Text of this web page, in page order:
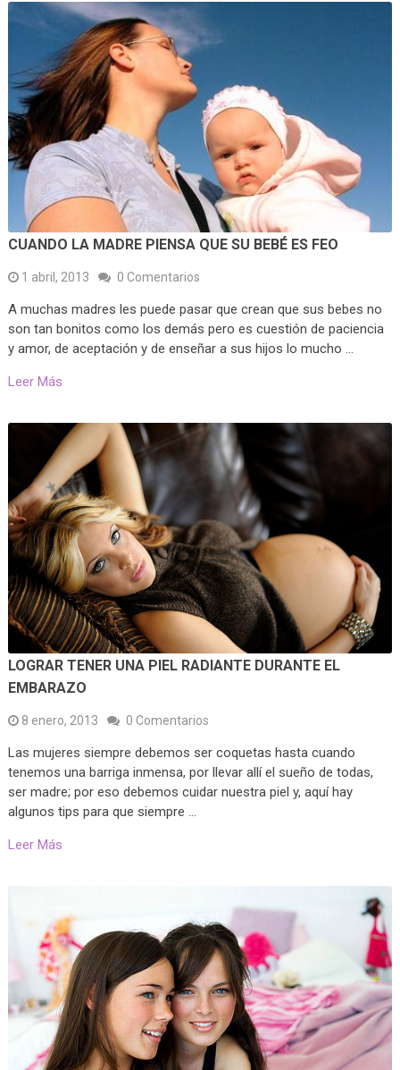
CUANDO LA MADRE PIENSA QUE SU BEBÉ ES FEO
1 abril, 2013 0 Comentarios
A muchas madres les puede pasar que crean que sus bebes no
son tan bonitos como los demás pero es cuestión de paciencia
y amor, de aceptación y de enseñar a sus hijos lo mucho …
Leer Más
LOGRAR TENER UNA PIEL RADIANTE DURANTE EL
EMBARAZO
8 enero, 2013 0 Comentarios
Las mujeres siempre debemos ser coquetas hasta cuando
tenemos una barriga inmensa, por llevar allí el sueño de todas,
ser madre; por eso debemos cuidar nuestra piel y, aquí hay
algunos tips para que siempre …
Leer Más